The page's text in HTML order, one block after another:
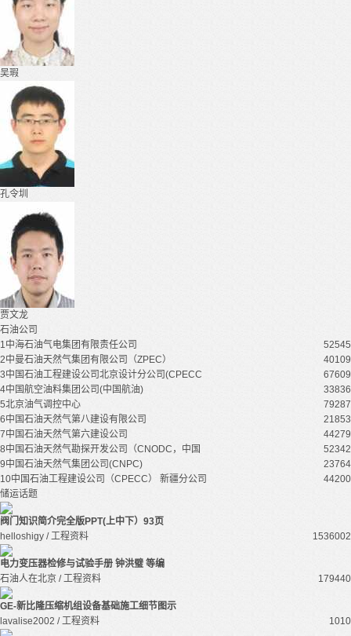
吴瑕
孔令圳
贾文龙
石油公司
52545
1中海石油气电集团有限责任公司
40109
2中曼石油天然气集团有限公司（ZPEC）
67609
3中国石油工程建设公司北京设计分公司(CPECC
33836
4中国航空油料集团公司(中国航油)
79287
5北京油气调控中心
21853
6中国石油天然气第八建设有限公司
44279
7中国石油天然气第六建设公司
52342
8中国石油天然气勘探开发公司（CNODC，中国
23764
9中国石油天然气集团公司(CNPC)
44200
10中国石油工程建设公司（CPECC） 新疆分公司
储运话题
阀门知识简介完全版PPT(上中下）93页
1536002
helloshigy / 工程资料
电力变压器检修与试验手册 钟洪璧 等编
179440
石油人在北京 / 工程资料
GE-新比隆压缩机组设备基础施工细节图示
1010
lavalise2002 / 工程资料